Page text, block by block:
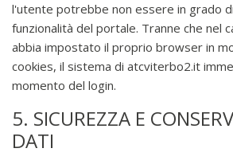
l'utente potrebbe non essere in grado
funzionalità del portale. Tranne che nel
abbia impostato il proprio browser in
cookies, il sistema di atcviterbo2.it
momento del login.
5. SICUREZZA E
DATI